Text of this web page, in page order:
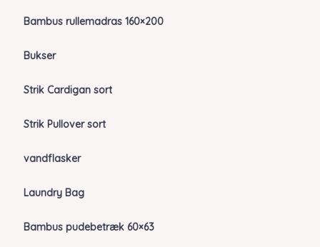
Bambus rullemadras 160×200
Bukser
Strik Cardigan sort
Strik Pullover sort
vandflasker
Laundry Bag
Bambus pudebetræk 60×63